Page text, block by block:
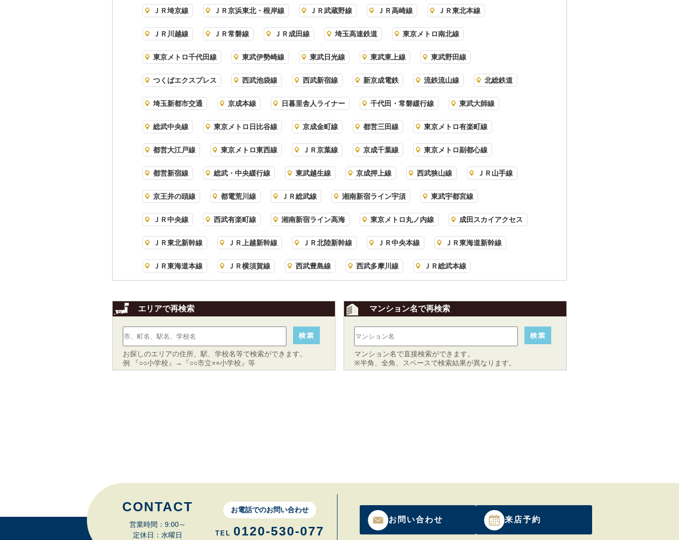
ＪＲ埼京線 ＪＲ京浜東北・根岸線 ＪＲ武蔵野線 ＪＲ高崎線 ＪＲ東北本線
ＪＲ川越線 ＪＲ常磐線 ＪＲ成田線 埼玉高速鉄道 東京メトロ南北線
東京メトロ千代田線 東武伊勢崎線 東武日光線 東武東上線 東武野田線
つくばエクスプレス 西武池袋線 西武新宿線 新京成電鉄 流鉄流山線 北総鉄道
埼玉新都市交通 京成本線 日暮里舎人ライナー 千代田・常磐緩行線 東武大師線
総武中央線 東京メトロ日比谷線 京成金町線 都営三田線 東京メトロ有楽町線
都営大江戸線 東京メトロ東西線 ＪＲ京葉線 京成千葉線 東京メトロ副都心線
都営新宿線 総武・中央緩行線 東武越生線 京成押上線 西武狭山線 ＪＲ山手線
京王井の頭線 都電荒川線 ＪＲ総武線 湘南新宿ライン宇須 東武宇都宮線
ＪＲ中央線 西武有楽町線 湘南新宿ライン高海 東京メトロ丸ノ内線 成田スカイアクセス
ＪＲ東北新幹線 ＪＲ上越新幹線 ＪＲ北陸新幹線 ＪＲ中央本線 ＪＲ東海道新幹線
ＪＲ東海道本線 ＪＲ横須賀線 西武豊島線 西武多摩川線 ＪＲ総武本線
エリアで再検索
お探しのエリアの住所、駅、学校名等で検索ができます。
例 『○○小学校』→『○○市立××小学校』等
マンション名で再検索
マンション名で直接検索ができます。
※半角、全角、スペースで検索結果が異なります。
CONTACT
営業時間：9:00～
定休日：水曜日
お電話でのお問い合わせ
TEL 0120-530-077
お問い合わせ 来店予約